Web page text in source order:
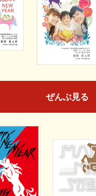
ぜんぶ見る